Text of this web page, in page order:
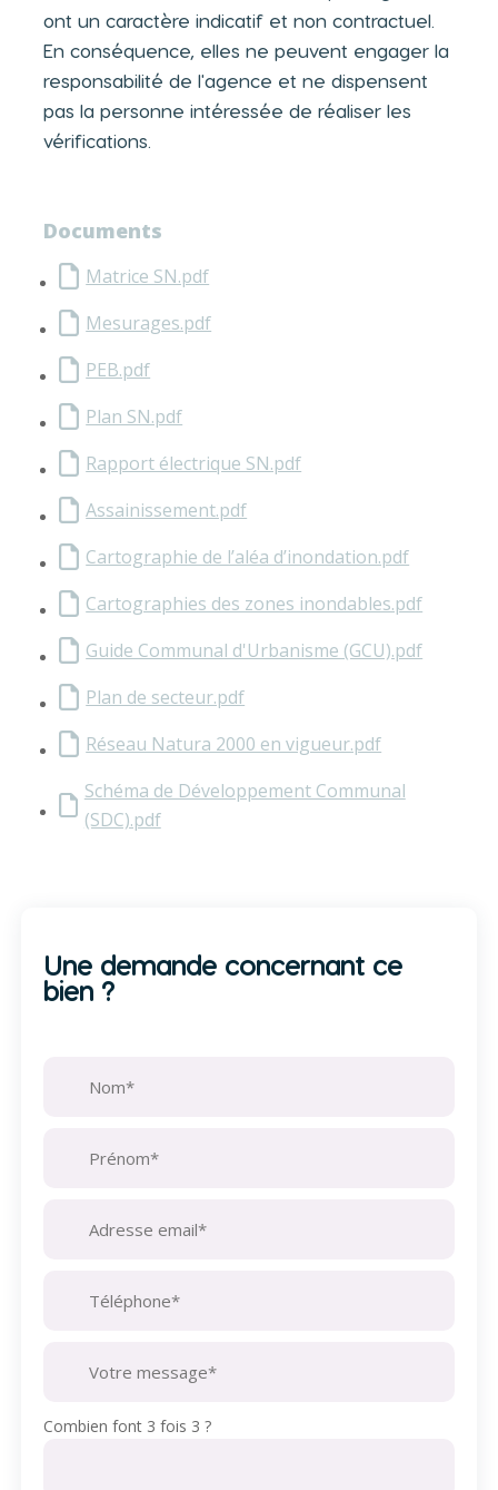
ont un caractère indicatif et non contractuel.
En conséquence, elles ne peuvent engager la
responsabilité de l'agence et ne dispensent
pas la personne intéressée de réaliser les
vérifications.
Documents
Matrice SN.pdf
Mesurages.pdf
PEB.pdf
Plan SN.pdf
Rapport électrique SN.pdf
Assainissement.pdf
Cartographie de l’aléa d’inondation.pdf
Cartographies des zones inondables.pdf
Guide Communal d'Urbanisme (GCU).pdf
Plan de secteur.pdf
Réseau Natura 2000 en vigueur.pdf
Schéma de Développement Communal
(SDC).pdf
Une demande concernant ce
bien ?
Combien font 3 fois 3 ?